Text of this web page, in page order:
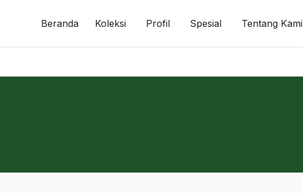
Beranda Koleksi Profil Spesial Tentang Kami